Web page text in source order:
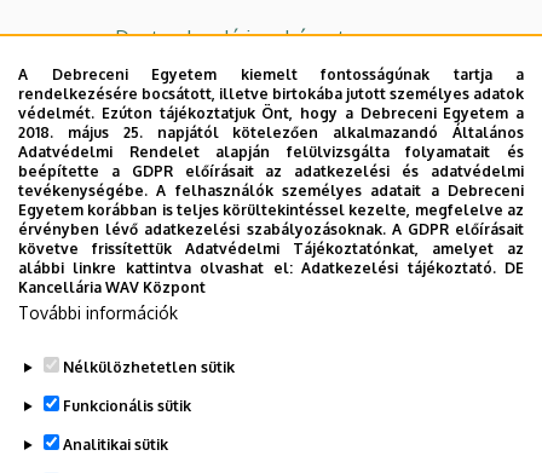
Fogorvostudományi
Kar
Dento-alveoláris sebészet
Fogszabályozás
Gyermekfogászat
Parodontológia
Fogpótlástan
Endodontia
Az akkreditációs kérelem benyújtása
Legutóbbi frissítés: 2025. 01. 10. 14:21
A Debreceni Egyetem kiemelt fontosságúnak tartja a
rendelkezésére bocsátott, illetve birtokába jutott személyes adatok
védelmét. Ezúton tájékoztatjuk Önt, hogy a Debreceni Egyetem a
2018. május 25. napjától kötelezően alkalmazandó Általános
Adatvédelmi Rendelet alapján felülvizsgálta folyamatait és
beépítette a GDPR előírásait az adatkezelési és adatvédelmi
tevékenységébe. A felhasználók személyes adatait a Debreceni
Egyetem korábban is teljes körültekintéssel kezelte, megfelelve az
érvényben lévő adatkezelési szabályozásoknak. A GDPR előírásait
követve frissítettük Adatvédelmi Tájékoztatónkat, amelyet az
alábbi linkre kattintva olvashat el:Adatkezelési tájékoztató. DE
Kancellária WAV Központ
További információk
Nélkülözhetetlen sütik
Funkcionális sütik
Analitikai sütik